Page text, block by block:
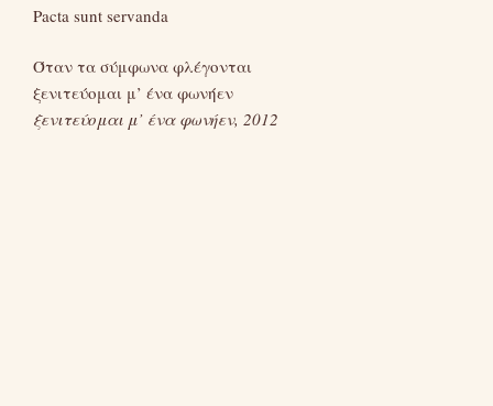
Pacta sunt servanda
Όταν τα σύμφωνα φλέγονται
ξενιτεύομαι μ’ ένα φωνήεν
ξενιτεύομαι μ’ ένα φωνήεν, 2012